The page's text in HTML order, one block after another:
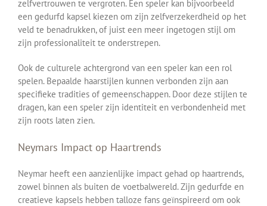
zelfvertrouwen te vergroten. Een speler kan bijvoorbeeld
een gedurfd kapsel kiezen om zijn zelfverzekerdheid op het
veld te benadrukken, of juist een meer ingetogen stijl om
zijn professionaliteit te onderstrepen.
Ook de culturele achtergrond van een speler kan een rol
spelen. Bepaalde haarstijlen kunnen verbonden zijn aan
specifieke tradities of gemeenschappen. Door deze stijlen te
dragen, kan een speler zijn identiteit en verbondenheid met
zijn roots laten zien.
Neymars Impact op Haartrends
Neymar heeft een aanzienlijke impact gehad op haartrends,
zowel binnen als buiten de voetbalwereld. Zijn gedurfde en
creatieve kapsels hebben talloze fans geïnspireerd om ook